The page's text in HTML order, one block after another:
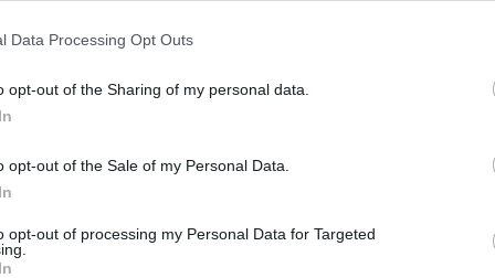
Data Processing Opt Outs
opt-out of the Sharing of my personal data.
opt-out of the Sale of my Personal Data.
opt-out of processing my Personal Data for Targeted